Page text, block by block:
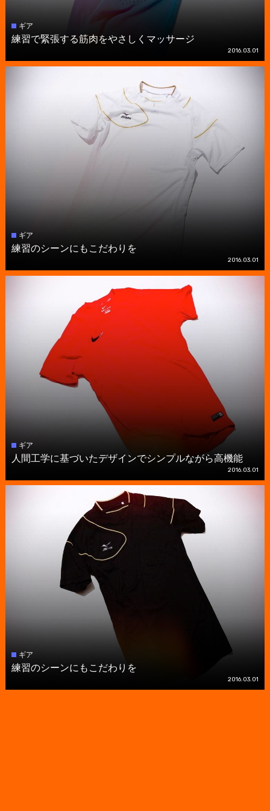
ギア
練習で緊張する筋肉をやさしくマッサージ
2016.03.01
ギア
練習のシーンにもこだわりを
2016.03.01
ギア
人間工学に基づいたデザインでシンプルながら高機能
2016.03.01
ギア
練習のシーンにもこだわりを
2016.03.01